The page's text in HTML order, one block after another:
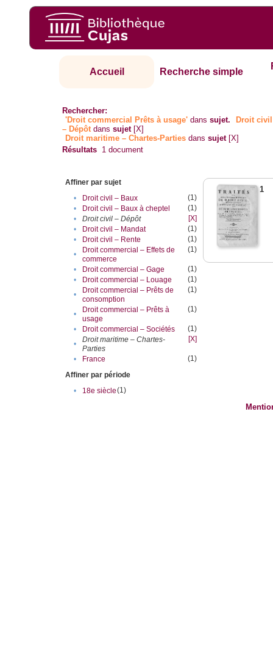
Accueil Recherche simple
Rechercher:
'Droit commercial Prêts à usage' danssujet.
Droit civil
– Dépôtdanssujet [X]
Droit maritime – Chartes-Parties danssujet [X]
Résultats 1 document
Affiner par sujet
•
Droit civil – Baux
(1)
•
Droit civil – Baux à cheptel
(1)
•
Droit civil – Dépôt
[X]
•
Droit civil – Mandat
(1)
•
Droit civil – Rente
(1)
•
Droit commercial – Effets de
commerce
(1)
• Droit commercial – Gage
(1)
•
Droit commercial – Louage
(1)
•
Droit commercial – Prêts de
consomption
(1)
•
Droit commercial – Prêts à
usage
(1)
• Droit commercial – Sociétés
(1)
•
Droit maritime – Chartes-
Parties
[X]
• France
(1)
Affiner par période
•
18e siècle(1)
1